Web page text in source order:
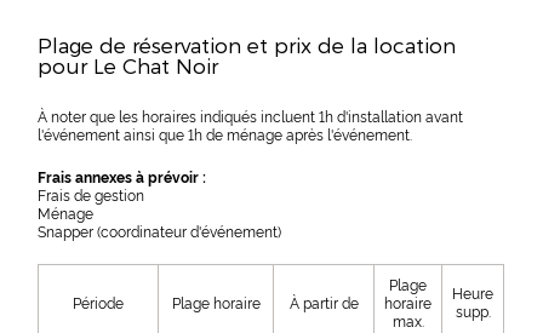
Plage de réservation et prix de la location
pour Le Chat Noir
À noter que les horaires indiqués incluent 1h d'installation avant
l'événement ainsi que 1h de ménage après l'événement.
Frais annexes à prévoir :
Frais de gestion
Ménage
Snapper (coordinateur d'événement)
Période Plage horaire À partir de
Plage
horaire
max.
Heure
supp.